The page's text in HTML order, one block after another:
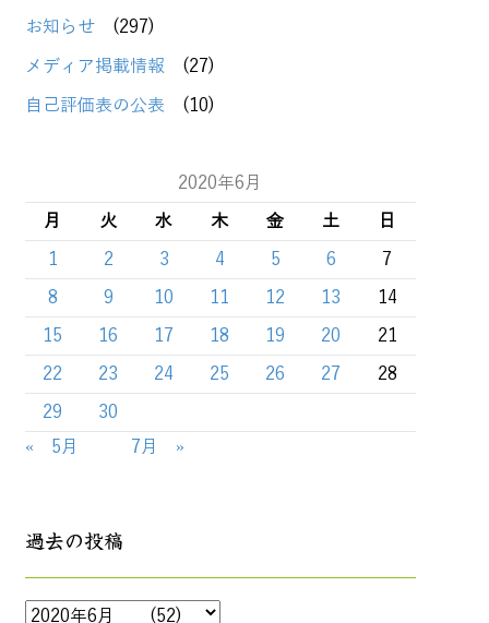
お知らせ(297)
メディア掲載情報 (27)
自己評価表の公表 (10)
2020年6月
月
火 水 木 金 土
日
1
2 3 4 5 6
7
8
9 10 11 12 13
14
15
16 17 18 19 20
21
22
23 24 25 26 27
28
29
30
« 5月
7月 »
過去の投稿
過